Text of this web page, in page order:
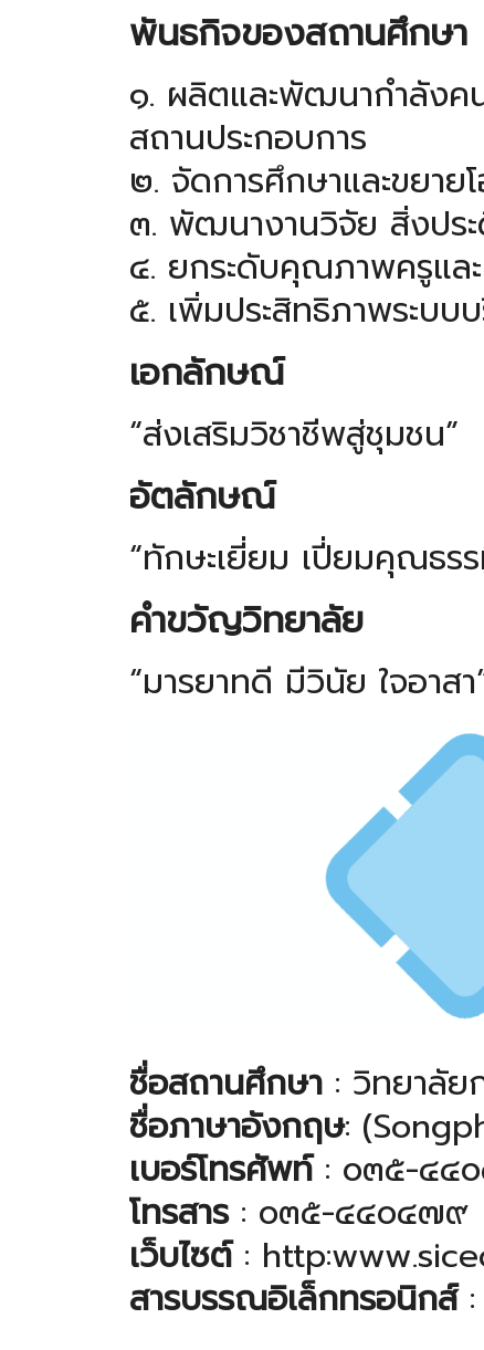
พันธกิจของสถานศึกษา
๑. ผลิตและพัฒนากำลังค
สถานประกอบการ
๒. จัดการศึกษาและขยาย
๓. พัฒนางานวิจัย สิ่งปร
๔. ยกระดับคุณภาพครูแล
๕. เพิ่มประสิทธิภาพระบบ
เอกลักษณ์
“ส่งเสริมวิชาชีพสู่ชุมชน”
อัตลักษณ์
“ทักษะเยี่ยม เปี่ยมคุณธร
คำขวัญวิทยาลัย
“มารยาทดี มีวินัย ใจอาสา
ชื่อสถานศึกษา : วิทยาลั
ชื่อภาษาอังกฤษ:
เบอร์โทรศัพท์: ๐๓๕-๔๔
โทรสาร: ๐๓๕-๔๔๐๔๗๙
เว็บไซต์:
สารบรรณอิเล็กทรอนิกส์